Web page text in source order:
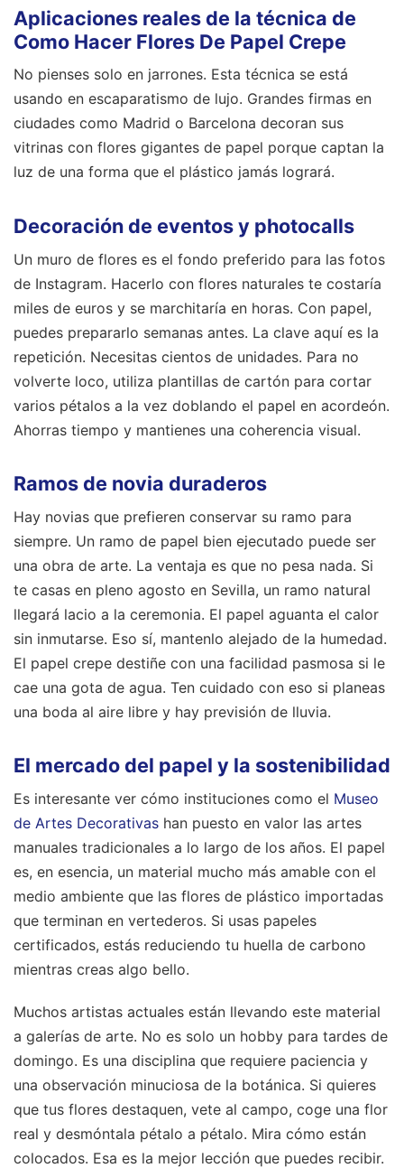
Aplicaciones reales de la técnica de
Como Hacer Flores De Papel Crepe
No pienses solo en jarrones. Esta técnica se está
usando en escaparatismo de lujo. Grandes firmas en
ciudades como Madrid o Barcelona decoran sus
vitrinas con flores gigantes de papel porque captan la
luz de una forma que el plástico jamás logrará.
Decoración de eventos y photocalls
Un muro de flores es el fondo preferido para las fotos
de Instagram. Hacerlo con flores naturales te costaría
miles de euros y se marchitaría en horas. Con papel,
puedes prepararlo semanas antes. La clave aquí es la
repetición. Necesitas cientos de unidades. Para no
volverte loco, utiliza plantillas de cartón para cortar
varios pétalos a la vez doblando el papel en acordeón.
Ahorras tiempo y mantienes una coherencia visual.
Ramos de novia duraderos
Hay novias que prefieren conservar su ramo para
siempre. Un ramo de papel bien ejecutado puede ser
una obra de arte. La ventaja es que no pesa nada. Si
te casas en pleno agosto en Sevilla, un ramo natural
llegará lacio a la ceremonia. El papel aguanta el calor
sin inmutarse. Eso sí, mantenlo alejado de la humedad.
El papel crepe destiñe con una facilidad pasmosa si le
cae una gota de agua. Ten cuidado con eso si planeas
una boda al aire libre y hay previsión de lluvia.
El mercado del papel y la sostenibilidad
Es interesante ver cómo instituciones como el Museo
de Artes Decorativas han puesto en valor las artes
manuales tradicionales a lo largo de los años. El papel
es, en esencia, un material mucho más amable con el
medio ambiente que las flores de plástico importadas
que terminan en vertederos. Si usas papeles
certificados, estás reduciendo tu huella de carbono
mientras creas algo bello.
Muchos artistas actuales están llevando este material
a galerías de arte. No es solo un hobby para tardes de
domingo. Es una disciplina que requiere paciencia y
una observación minuciosa de la botánica. Si quieres
que tus flores destaquen, vete al campo, coge una flor
real y desmóntala pétalo a pétalo. Mira cómo están
colocados. Esa es la mejor lección que puedes recibir.